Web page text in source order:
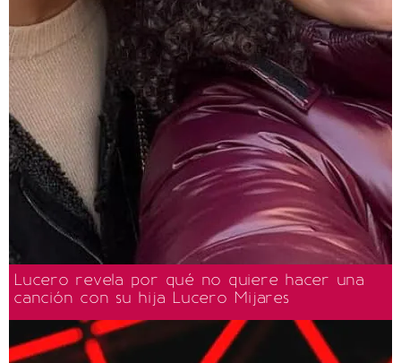
Lucero revela por qué no quiere hacer una
canción con su hija Lucero Mijares